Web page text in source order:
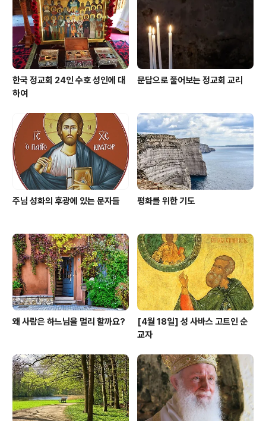
사울(성 바울로의 유대인 이름)은 그리스도께로 돌아선 순
간, 조국으로부터 끊임없는 비난을 받아야 했습니다. 감옥
에 갇혔고, 돌을 맞았으며..
한국 정교회 24인 수호 성인에 대
하여
문답으로 풀어보는 정교회 교리
주님 성화의 후광에 있는 문자들 평화를 위한 기도
왜 사람은 하느님을 멀리 할까요?
[4월 18일] 성 사바스 고트인 순
교자